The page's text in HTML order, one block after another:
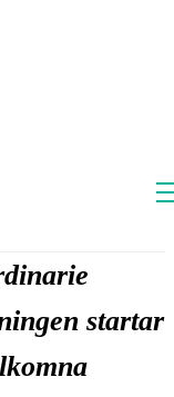
startar